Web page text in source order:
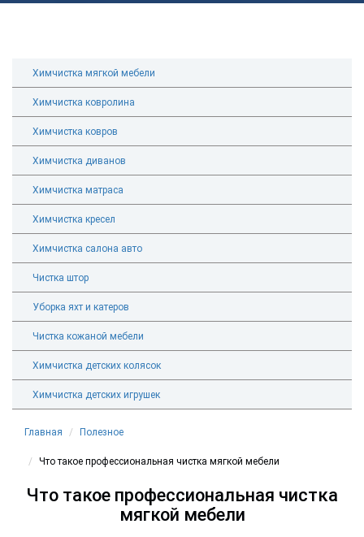
Химчистка мягкой мебели
Химчистка ковролина
Химчистка ковров
Химчистка диванов
Химчистка матраса
Химчистка кресел
Химчистка салона авто
Чистка штор
Уборка яхт и катеров
Чистка кожаной мебели
Химчистка детских колясок
Химчистка детских игрушек
Главная Полезное
Что такое профессиональная чистка мягкой мебели
Что такое профессиональная чистка
мягкой мебели